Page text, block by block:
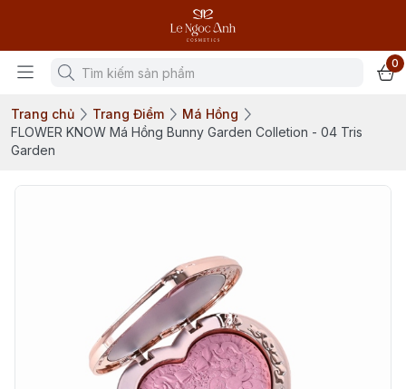
0
Trang chủ Trang Điểm
Má Hồng
FLOWER KNOW Má Hồng Bunny Garden Colletion - 04 Tris
Garden